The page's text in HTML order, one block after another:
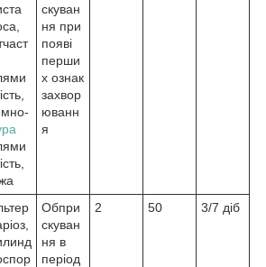
скуван
ня при
появі
перши
х ознак
захвор
юванн
я
Обпри
скуван
ня в
період
2 50 3/7 діб